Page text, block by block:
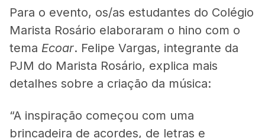
Para o evento, os/as estudantes do Colégio
Marista Rosário elaboraram o hino com o
tema Ecoar. Felipe Vargas, integrante da
PJM do Marista Rosário, explica mais
detalhes sobre a criação da música:
“A inspiração começou com uma
brincadeira de acordes, de letras e